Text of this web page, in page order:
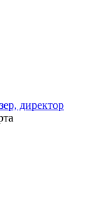
директор